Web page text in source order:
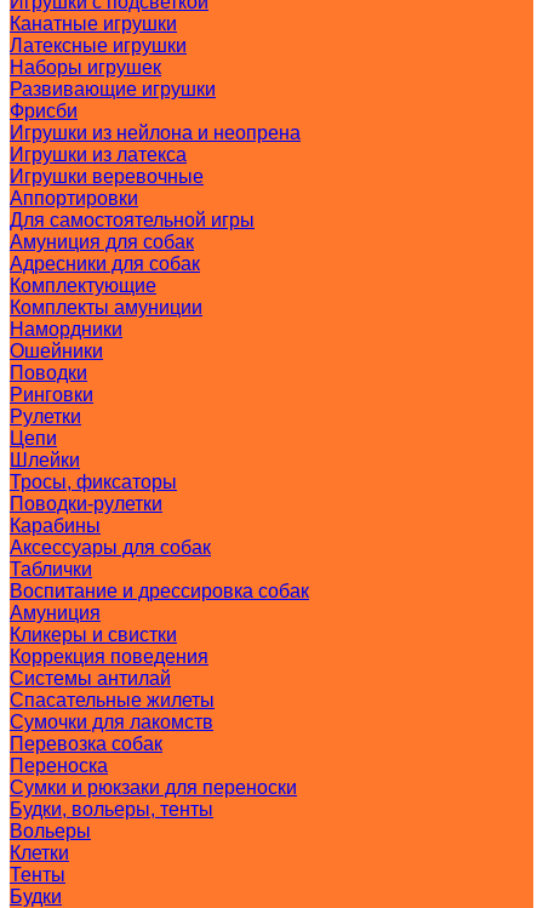
Канатные игрушки
Латексные игрушки
Наборы игрушек
Развивающие игрушки
Фрисби
Игрушки из нейлона и неопрена
Игрушки из латекса
Игрушки веревочные
Аппортировки
Для самостоятельной игры
Амуниция для собак
Адресники для собак
Комплектующие
Комплекты амуниции
Намордники
Ошейники
Поводки
Ринговки
Рулетки
Цепи
Шлейки
Тросы, фиксаторы
Поводки-рулетки
Карабины
Аксессуары для собак
Таблички
Воспитание и дрессировка собак
Амуниция
Кликеры и свистки
Коррекция поведения
Системы антилай
Спасательные жилеты
Сумочки для лакомств
Перевозка собак
Переноска
Сумки и рюкзаки для переноски
Будки, вольеры, тенты
Вольеры
Клетки
Тенты
Будки